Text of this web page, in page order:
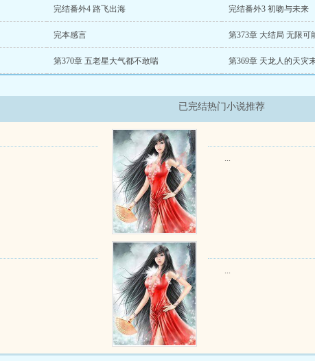
完结番外4 路飞出海 完结番外3 初吻与未来
完本感言 第373章 大结局 无限可
第370章 五老星大气都不敢喘 第369章 天龙人的天灾
已完结热门小说推荐
...
...